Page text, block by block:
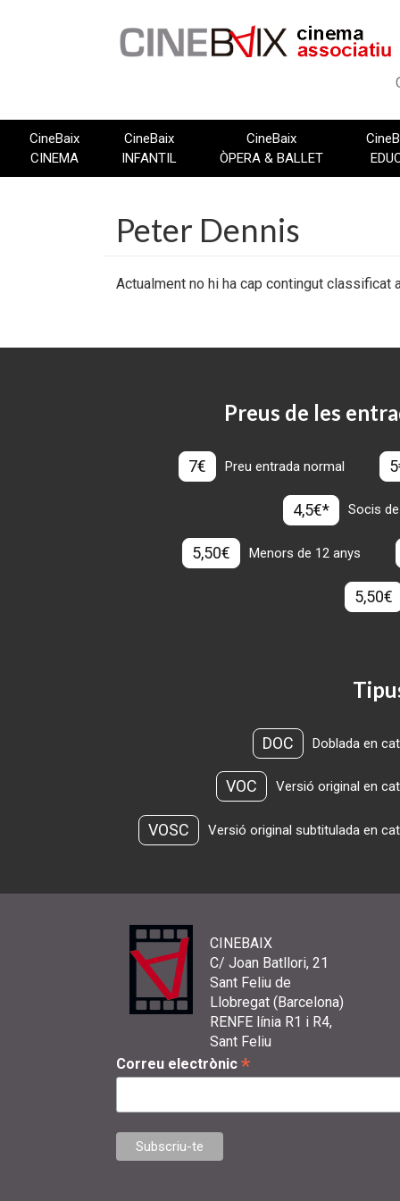
CineBaix
CINEMA
CineBaix
INFANTIL
CineBaix
ÒPERA & BALLET
Peter Dennis
Actualment no hi ha cap contingut classificat
Preus de les
7€ Preu entrada normal
4,5€* Socis
5,50€ Menors de 12 anys
5,50€
DOC Doblada en
VOC Versió original en
VOSC Versió original subtitulada en
CINEBAIX
C/ Joan Batllori, 21
Sant Feliu de
Llobregat (Barcelona)
RENFE línia R1 i R4,
Sant Feliu
Correu electrònic *